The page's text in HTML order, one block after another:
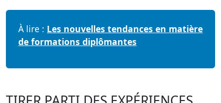
À lire : Les nouvelles tendances en matière
de formations diplômantes